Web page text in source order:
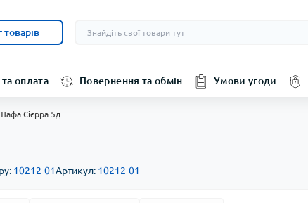
товарів
оплата Повернення та обмін Умови угоди
Сієрра 5д
10212-01Артикул: 10212-01